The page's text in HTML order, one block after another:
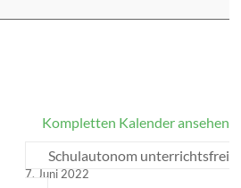
Kompletten Kalender ansehen
Schulautonom unterrichtsfrei
7. Juni 2022